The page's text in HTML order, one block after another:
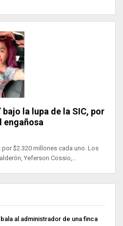
bajo la lupa de la SIC, por
engañosa
$2.320 millones cada uno. Los
Yeferson Cossio,…
al administrador de una finca